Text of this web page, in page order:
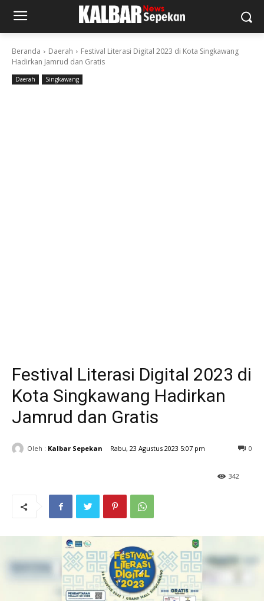
Beranda Daerah
Festival Literasi Digital 2023 di Kota Singkawang
Hadirkan Jamrud dan Gratis
Daerah Singkawang
Festival Literasi Digital 2023 di
Kota Singkawang Hadirkan
Jamrud dan Gratis
Oleh : Kalbar Sepekan Rabu, 23 Agustus 2023 5:07 pm 0
342